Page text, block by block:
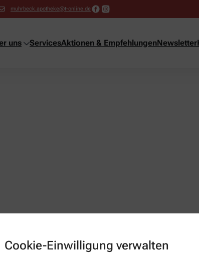
Cookie-Einwilligung verwalten
muhrbeck.apotheke@t-online.de
uns ServicesAktionen & EmpfehlungenNewsletter